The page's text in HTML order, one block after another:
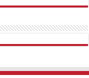
MatadorbetMariobet